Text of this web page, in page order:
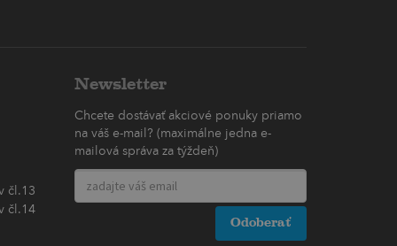
čl.13
čl.14
Newsletter
Chcete dostávať akciové ponuky priamo
na váš e-mail? (maximálne jedna e-
mailová správa za týždeň)
Odoberať